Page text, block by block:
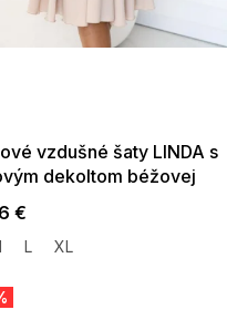
vzdušné šaty LINDA s
dekoltom béžovej
€
L XL